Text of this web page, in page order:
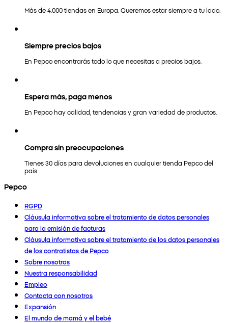
Más de 4.000 tiendas en Europa. Queremos estar siempre a tu lado.
Siempre precios bajos
En Pepco encontrarás todo lo que necesitas a precios bajos.
Espera más, paga menos
En Pepco hay calidad, tendencias y gran variedad de productos.
Compra sin preocupaciones
Tienes 30 días para devoluciones en cualquier tienda Pepco del
país.
Pepco
RGPD
Cláusula informativa sobre el tratamiento de datos personales
para la emisión de facturas
Cláusula informativa sobre el tratamiento de los datos personales
de los contratistas de Pepco
Sobre nosotros
Nuestra responsabilidad
Empleo
Contacta con nosotros
Expansión
El mundo de mamá y el bebé